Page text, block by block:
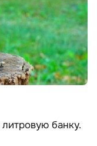
банку.